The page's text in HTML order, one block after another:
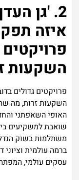
2. 'גן
איזה
השקעות
פרויקטים גדולים
השקעות זרות, מה
האופי השאפתני
שואבת למשקיעים
משתלמות בשוק
ברמה עולמית
עסקים עולמי,